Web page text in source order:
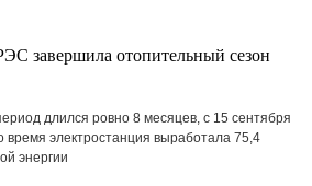
завершила отопительный сезон
длился ровно 8 месяцев, с 15 сентября
время электростанция выработала 75,4
энергии